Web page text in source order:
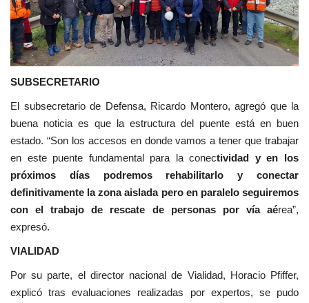
SUBSECRETARIO
El subsecretario de Defensa, Ricardo Montero, agregó que la
buena noticia es que la estructura del puente está en buen
estado. “Son los accesos en donde vamos a tener que trabajar
en este puente fundamental para la conectividad y en los
próximos días podremos rehabilitarlo y conectar
definitivamente la zona aislada pero en paralelo seguiremos
con el trabajo de rescate de personas por vía aérea”,
expresó.
VIALIDAD
Por su parte, el director nacional de Vialidad, Horacio Pfiffer,
explicó tras evaluaciones realizadas por expertos, se pudo